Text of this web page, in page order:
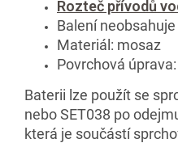
Rozteč přívodů
Balení
Materiál: mosaz
Povrchová
Baterii lze použít se
nebo SET038 po
která je součástí